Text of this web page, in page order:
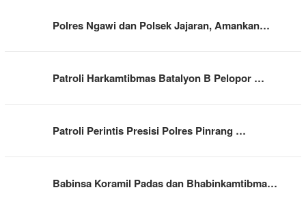
Polres Ngawi dan Polsek Jajaran, Amankan…
Patroli Harkamtibmas Batalyon B Pelopor …
Patroli Perintis Presisi Polres Pinrang …
Babinsa Koramil Padas dan Bhabinkamtibma…